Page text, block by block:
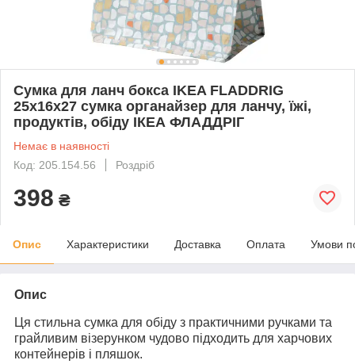
Сумка для ланч бокса IKEA FLADDRIG
25x16x27 сумка органайзер для ланчу, їжі,
продуктів, обіду ІКЕА ФЛАДДРІГ
Немає в наявності
Код: 205.154.56
Роздріб
398 ₴
Опис Характеристики Доставка Оплата Умови
Опис
Ця стильна сумка для обіду з практичними ручками та
грайливим візерунком чудово підходить для харчових
контейнерів і пляшок.